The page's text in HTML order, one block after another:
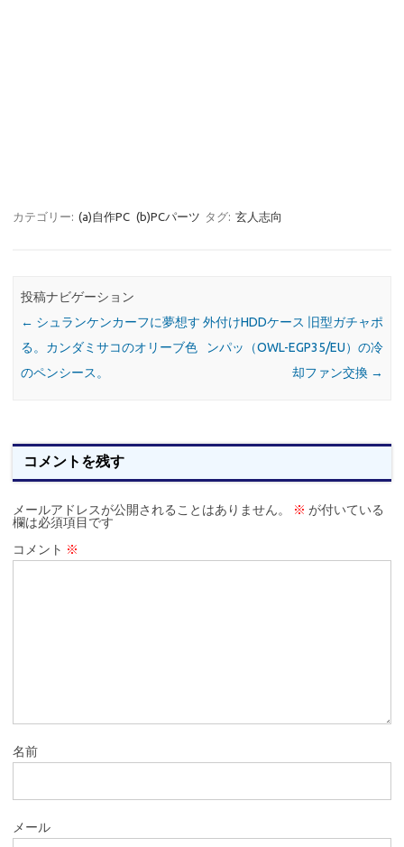
カテゴリー: (a)自作PC (b)PCパーツ タグ: 玄人志向
投稿ナビゲーション
← シュランケンカーフに夢想す
る。カンダミサコのオリーブ色
のペンシース。
外付けHDDケース 旧型ガチャポ
ンパッ（OWL-EGP35/EU）の冷
却ファン交換 →
コメントを残す
メールアドレスが公開されることはありません。 ※ が付いている
欄は必須項目です
コメント ※
名前
メール